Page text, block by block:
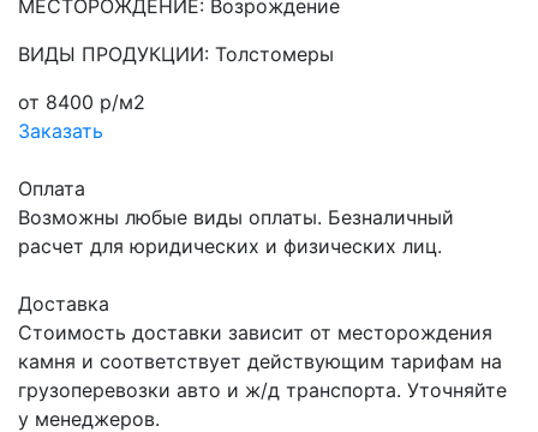
МЕСТОРОЖДЕНИЕ: Возрождение
ВИДЫ ПРОДУКЦИИ: Толстомеры
от 8400 р/м2
Заказать
Оплата
Возможны любые виды оплаты. Безналичный
расчет для юридических и физических лиц.
Доставка
Стоимость доставки зависит от месторождения
камня и соответствует действующим тарифам на
грузоперевозки авто и ж/д транспорта. Уточняйте
у менеджеров.